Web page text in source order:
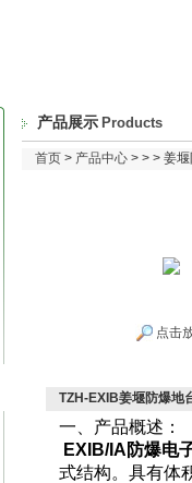
产品展示 Products
首页 > 产品中心 > > > 姜
点击
TZH-EXIB姜堰防爆地
一、产品概述：
EXIB/IA 防爆电
式结构。具有体